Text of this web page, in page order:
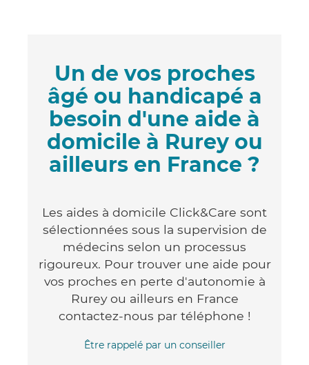
Un de vos proches
âgé ou handicapé a
besoin d'une aide à
domicile à Rurey ou
ailleurs en France ?
Les aides à domicile Click&Care sont
sélectionnées sous la supervision de
médecins selon un processus
rigoureux. Pour trouver une aide pour
vos proches en perte d'autonomie à
Rurey ou ailleurs en France
contactez-nous par téléphone !
Être rappelé par un conseiller